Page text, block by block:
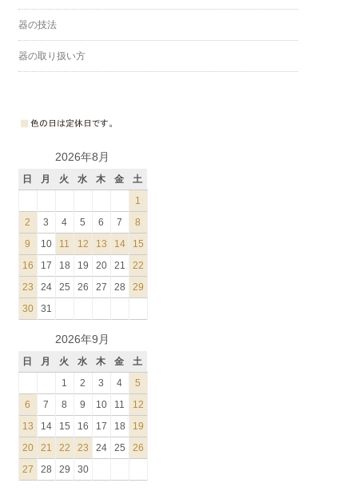
器の技法
器の取り扱い方
2026年8月
日 月 火 水 木 金
土
1
2
3 4 5 6 7
8
9
10 11 12 13 14
15
16
17 18 19 20 21
22
23
24 25 26 27 28
29
30
31
2026年9月
日 月 火 水 木 金
土
1
2 3 4
5
6
7 8 9 10 11
12
13
14 15 16 17 18
19
20
21 22 23 24 25
26
27
28 29 30